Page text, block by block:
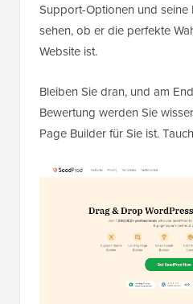
Support-Optionen und seine
sehen, ob er die perfekte
Website ist.
Bleiben Sie dran, und am
Bewertung werden Sie
Page Builder für Sie ist.